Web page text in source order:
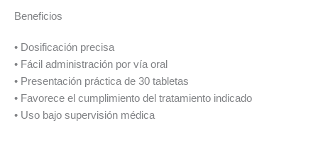
Beneficios
• Dosificación precisa
• Fácil administración por vía oral
• Presentación práctica de 30 tabletas
• Favorece el cumplimiento del tratamiento indicado
• Uso bajo supervisión médica